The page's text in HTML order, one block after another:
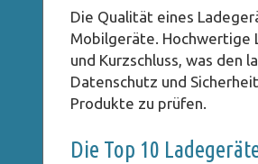
Die Qualität eines
Mobilgeräte. Hochwertige
und Kurzschluss, was den
Datenschutz und
Produkte zu prüfen.
Die Top 10